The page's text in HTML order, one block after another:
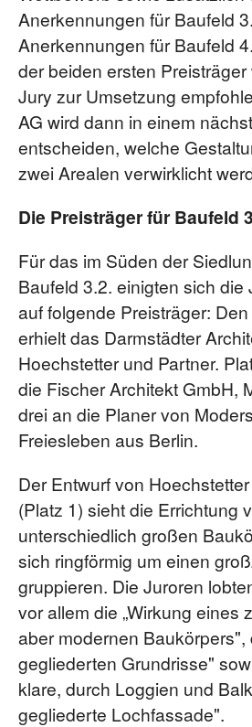
Anerkennungen für Baufeld
Anerkennungen für Baufeld
der beiden ersten
Jury zur Umsetzung
AG wird dann in einem
entscheiden, welche
zwei Arealen verwirklicht
Die Preisträger für Baufeld
Für das im Süden der
Baufeld 3.2. einigten sich die
auf folgende Preisträger:
erhielt das Darmstädter
Hoechstetter und Partner.
die Fischer Architekt GmbH,
drei an die Planer von
Freiesleben aus Berlin.
Der Entwurf von
(Platz 1) sieht die Errichtung
unterschiedlich großen
sich ringförmig um einen
gruppieren. Die Juroren
vor allem die „Wirkung eines
aber modernen Baukörpers",
gegliederten Grundrisse"
klare, durch Loggien und
gegliederte Lochfassade".